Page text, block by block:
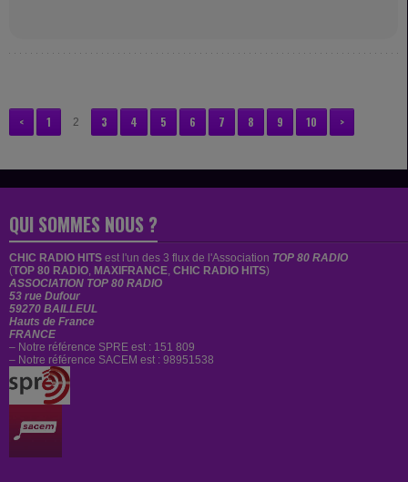
< 1 2 3 4 5 6 7 8 9 10 >
QUI SOMMES NOUS ?
CHIC RADIO HITS est l'un des 3 flux de l'Association TOP 80 RADIO
(TOP 80 RADIO, MAXIFRANCE, CHIC RADIO HITS)
ASSOCIATION TOP 80 RADIO
53 rue Dufour
59270 BAILLEUL
Hauts de France
FRANCE
– Notre référence SPRE est : 151 809
– Notre référence SACEM est : 98951538